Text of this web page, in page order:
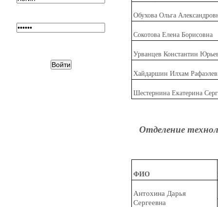
Обухова Ольга
Сокотова Елена Борисовна
Урванцев Константин
Хайдаршин Илхам
Шестернина Екатерина
Отделение
ФИО
Антохина Дарья
Сергеевна